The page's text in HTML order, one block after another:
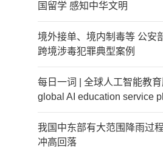
国留学 感知中华文明
境外接单、境内制毒等 公安
跨境涉毒犯罪典型案例
每日一词 | 全球人工智能教
global AI education service
我国中东部有大范围降雨过
冲高回落